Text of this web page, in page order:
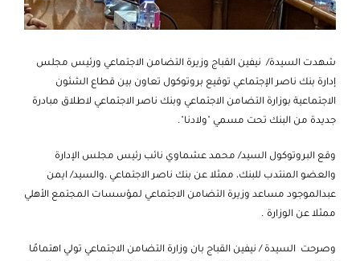
شهدت السيدة/ نيفين القباج وزيرة التضامن الاجتماعي ورئيس مجلس
إدارة بنك ناصر الإجتماعي توقيع بروتوكول تعاون بين قطاع الشئون
الاجتماعية بوزارة التضامن الاجتماعي وبنك ناصر الاجتماعي لاطلاق مبادرة
جديدة من البنك تحت مسمي "ولادنا".
وقع البروتوكول السيد/ محمد عشماوي نائب رئيس مجلس الإدارة
والعضو المنتدب للبنك، ممثلا عن بنك ناصر الاجتماعي ،والسيد/ ايمن
عبدالموجود مساعد وزيرة التضامن الاجتماعي لمؤسسات المجتمع الأهلي
ممثلا عن الوزارة .
وصرحت السيدة / نيفين القباج بان وزارة التضامن الاجتماعي تولي اهتمامًا